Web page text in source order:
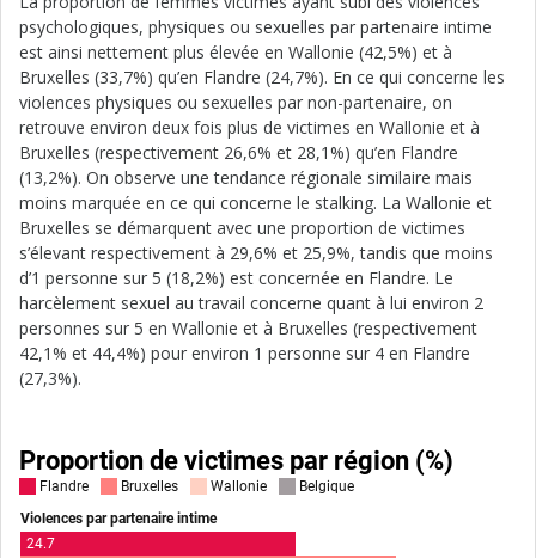
psychologiques, physiques ou sexuelles par partenaire intime
est ainsi nettement plus élevée en Wallonie (42,5%) et à
Bruxelles (33,7%) qu’en Flandre (24,7%). En ce qui concerne les
violences physiques ou sexuelles par non-partenaire, on
retrouve environ deux fois plus de victimes en Wallonie et à
Bruxelles (respectivement 26,6% et 28,1%) qu’en Flandre
(13,2%). On observe une tendance régionale similaire mais
moins marquée en ce qui concerne le stalking. La Wallonie et
Bruxelles se démarquent avec une proportion de victimes
s’élevant respectivement à 29,6% et 25,9%, tandis que moins
d’1 personne sur 5 (18,2%) est concernée en Flandre. Le
harcèlement sexuel au travail concerne quant à lui environ 2
personnes sur 5 en Wallonie et à Bruxelles (respectivement
42,1% et 44,4%) pour environ 1 personne sur 4 en Flandre
(27,3%).